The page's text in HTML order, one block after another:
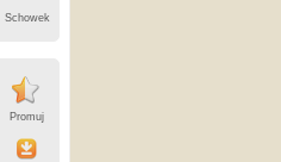
Schowek
Promuj